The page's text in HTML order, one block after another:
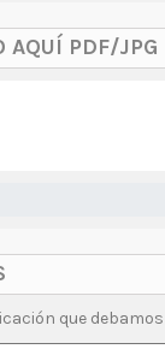
AQUÍ PDF/JPG
que